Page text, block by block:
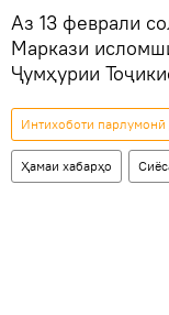
Аз 13 феврали
Маркази
Ҷумҳурии
Интихоботи
Ҳамаи хабарҳо